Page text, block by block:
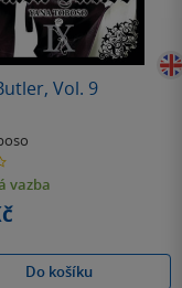
Vol. 9
vazba
Do košíku